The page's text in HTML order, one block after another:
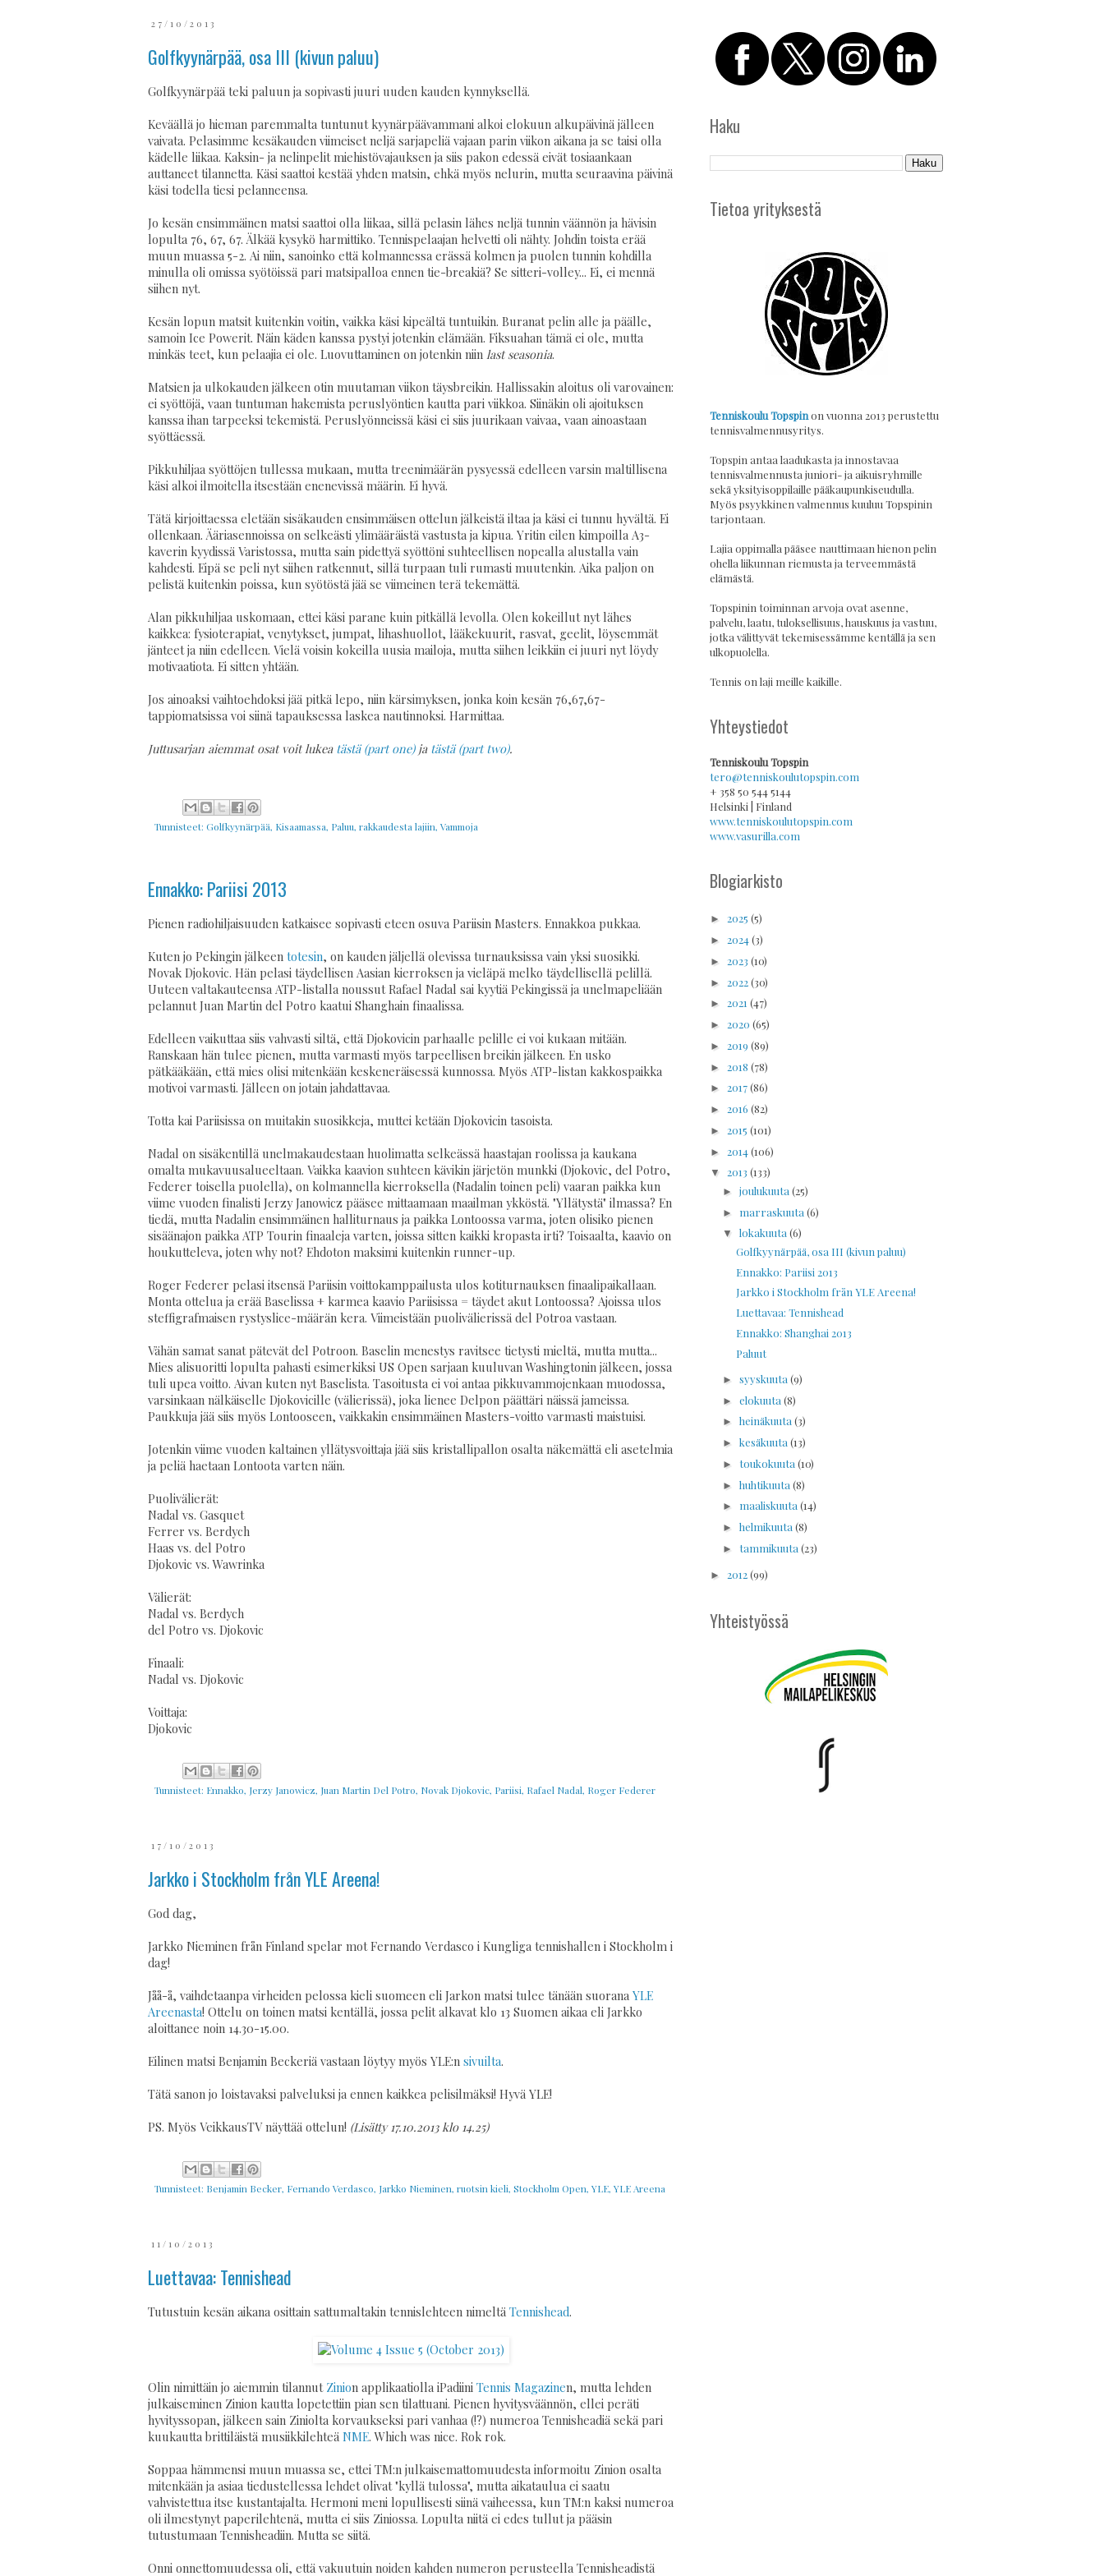
27/10/2013
Golfkyynärpää, osa III (kivun paluu)
Golfkyynärpää teki paluun ja sopivasti juuri uuden kauden kynnyksellä.
Keväällä jo hieman paremmalta tuntunut kyynärpäävammani alkoi elokuun alkupäivinä jälleen
vaivata. Pelasimme kesäkauden viimeiset neljä sarjapeliä vajaan parin viikon aikana ja se taisi olla
kädelle liikaa. Kaksin- ja nelinpelit miehistövajauksen ja siis pakon edessä eivät tosiaankaan
auttaneet tilannetta. Käsi saattoi kestää yhden matsin, ehkä myös nelurin, mutta seuraavina päivinä
käsi todella tiesi pelanneensa.
Jo kesän ensimmäinen matsi saattoi olla liikaa, sillä pelasin lähes neljä tunnin väännön ja hävisin
lopulta 76, 67, 67. Älkää kysykö harmittiko. Tennispelaajan helvetti oli nähty. Johdin toista erää
muun muassa 5-2. Ai niin, sanoinko että kolmannessa erässä kolmen ja puolen tunnin kohdilla
minulla oli omissa syötöissä pari matsipalloa ennen tie-breakiä? Se sitteri-volley... Ei, ei mennä
siihen nyt.
Kesän lopun matsit kuitenkin voitin, vaikka käsi kipeältä tuntuikin. Buranat pelin alle ja päälle,
samoin Ice Powerit. Näin käden kanssa pystyi jotenkin elämään. Fiksuahan tämä ei ole, mutta
minkäs teet, kun pelaajia ei ole. Luovuttaminen on jotenkin niin last seasonia.
Matsien ja ulkokauden jälkeen otin muutaman viikon täysbreikin. Hallissakin aloitus oli varovainen:
ei syöttöjä, vaan tuntuman hakemista peruslyöntien kautta pari viikkoa. Siinäkin oli ajoituksen
kanssa ihan tarpeeksi tekemistä. Peruslyönneissä käsi ei siis juurikaan vaivaa, vaan ainoastaan
syöttäessä.
Pikkuhiljaa syöttöjen tullessa mukaan, mutta treenimäärän pysyessä edelleen varsin maltillisena
käsi alkoi ilmoitella itsestään enenevissä määrin. Ei hyvä.
Tätä kirjoittaessa eletään sisäkauden ensimmäisen ottelun jälkeistä iltaa ja käsi ei tunnu hyvältä. Ei
ollenkaan. Ääriasennoissa on selkeästi ylimääräistä vastusta ja kipua. Yritin eilen kimpoilla A3-
kaverin kyydissä Varistossa, mutta sain pidettyä syöttöni suhteellisen nopealla alustalla vain
kahdesti. Eipä se peli nyt siihen ratkennut, sillä turpaan tuli rumasti muutenkin. Aika paljon on
pelistä kuitenkin poissa, kun syötöstä jää se viimeinen terä tekemättä.
Alan pikkuhiljaa uskomaan, ettei käsi parane kuin pitkällä levolla. Olen kokeillut nyt lähes
kaikkea: fysioterapiat, venytykset, jumpat, lihashuollot, lääkekuurit, rasvat, geelit, löysemmät
jänteet ja niin edelleen. Vielä voisin kokeilla uusia mailoja, mutta siihen leikkiin ei juuri nyt löydy
motivaatiota. Ei sitten yhtään.
Jos ainoaksi vaihtoehdoksi jää pitkä lepo, niin kärsimyksen, jonka koin kesän 76,67,67-
tappiomatsissa voi siinä tapauksessa laskea nautinnoksi. Harmittaa.
Juttusarjan aiemmat osat voit lukea tästä (part one)ja tästä (part two).
Tunnisteet: Golfkyynärpää, Kisaamassa, Paluu, rakkaudesta lajiin, Vammoja
Ennakko: Pariisi 2013
Pienen radiohiljaisuuden katkaisee sopivasti eteen osuva Pariisin Masters. Ennakkoa pukkaa.
Kuten jo Pekingin jälkeen totesin, on kauden jäljellä olevissa turnauksissa vain yksi suosikki.
Novak Djokovic. Hän pelasi täydellisen Aasian kierroksen ja vieläpä melko täydellisellä pelillä.
Uuteen valtakauteensa ATP-listalla noussut Rafael Nadal sai kyytiä Pekingissä ja unelmapeliään
pelannut Juan Martin del Potro kaatui Shanghain finaalissa.
Edelleen vaikuttaa siis vahvasti siltä, että Djokovicin parhaalle pelille ei voi kukaan mitään.
Ranskaan hän tulee pienen, mutta varmasti myös tarpeellisen breikin jälkeen. En usko
pätkääkään, että mies olisi mitenkään keskeneräisessä kunnossa. Myös ATP-listan kakkospaikka
motivoi varmasti. Jälleen on jotain jahdattavaa.
Totta kai Pariisissa on muitakin suosikkeja, muttei ketään Djokovicin tasoista.
Nadal on sisäkentillä unelmakaudestaan huolimatta selkeässä haastajan roolissa ja kaukana
omalta mukavuusalueeltaan. Vaikka kaavion suhteen kävikin järjetön munkki (Djokovic, del Potro,
Federer toisella puolella), on kolmannella kierroksella (Nadalin toinen peli) vaaran paikka kun
viime vuoden finalisti Jerzy Janowicz pääsee mittaamaan maailman ykköstä. "Yllätystä" ilmassa? En
tiedä, mutta Nadalin ensimmäinen halliturnaus ja paikka Lontoossa varma, joten olisiko pienen
sisäänajon paikka ATP Tourin finaaleja varten, joissa sitten kaikki kropasta irti? Toisaalta, kaavio on
houkutteleva, joten why not? Ehdoton maksimi kuitenkin runner-up.
Roger Federer pelasi itsensä Pariisin voittokamppailusta ulos kotiturnauksen finaalipaikallaan.
Monta ottelua ja erää Baselissa + karmea kaavio Pariisissa = täydet akut Lontoossa? Ajoissa ulos
steffigrafmaisen rystyslice-määrän kera. Viimeistään puolivälierissä del Potroa vastaan.
Vähän samat sanat pätevät del Potroon. Baselin menestys ravitsee tietysti mieltä, mutta mutta...
Mies alisuoritti lopulta pahasti esimerkiksi US Open sarjaan kuuluvan Washingtonin jälkeen, jossa
tuli upea voitto. Aivan kuten nyt Baselista. Tasoitusta ei voi antaa pikkuvammojenkaan muodossa,
varsinkaan nälkäiselle Djokovicille (välierissä), joka lienee Delpon päättäri näissä jameissa.
Paukkuja jää siis myös Lontooseen, vaikkakin ensimmäinen Masters-voitto varmasti maistuisi.
Jotenkin viime vuoden kaltainen yllätysvoittaja jää siis kristallipallon osalta näkemättä eli asetelmia
ja peliä haetaan Lontoota varten näin.
Puolivälierät:
Nadal vs. Gasquet
Ferrer vs. Berdych
Haas vs. del Potro
Djokovic vs. Wawrinka
Välierät:
Nadal vs. Berdych
del Potro vs. Djokovic
Finaali:
Nadal vs. Djokovic
Voittaja:
Djokovic
Tunnisteet: Ennakko, Jerzy Janowicz, Juan Martin Del Potro, Novak Djokovic, Pariisi, Rafael Nadal, Roger Federer
17/10/2013
Jarkko i Stockholm från YLE Areena!
God dag,
Jarkko Nieminen från Finland spelar mot Fernando Verdasco i Kungliga tennishallen i Stockholm i
dag!
Jåå-å, vaihdetaanpa virheiden pelossa kieli suomeen eli Jarkon matsi tulee tänään suorana YLE
Areenasta! Ottelu on toinen matsi kentällä, jossa pelit alkavat klo 13 Suomen aikaa eli Jarkko
aloittanee noin 14.30-15.00.
Eilinen matsi Benjamin Beckeriä vastaan löytyy myös YLE:n sivuilta.
Tätä sanon jo loistavaksi palveluksi ja ennen kaikkea pelisilmäksi! Hyvä YLE!
PS. Myös VeikkausTV näyttää ottelun! (Lisätty 17.10.2013 klo 14.25)
Tunnisteet: Benjamin Becker, Fernando Verdasco, Jarkko Nieminen, ruotsin kieli, Stockholm Open, YLE, YLE Areena
11/10/2013
Luettavaa: Tennishead
Tutustuin kesän aikana osittain sattumaltakin tennislehteen nimeltä Tennishead.
Olin nimittäin jo aiemmin tilannut Zinion applikaatiolla iPadiini Tennis Magazinen, mutta lehden
julkaiseminen Zinion kautta lopetettiin pian sen tilattuani. Pienen hyvitysväännön, ellei peräti
hyvityssopan, jälkeen sain Ziniolta korvaukseksi pari vanhaa (!?) numeroa Tennisheadiä sekä pari
kuukautta brittiläistä musiikkilehteä NME. Which was nice. Rok rok.
Soppaa hämmensi muun muassa se, ettei TM:n julkaisemattomuudesta informoitu Zinion osalta
mitenkään ja asiaa tiedustellessa lehdet olivat "kyllä tulossa", mutta aikataulua ei saatu
vahvistettua itse kustantajalta. Hermoni meni lopullisesti siinä vaiheessa, kun TM:n kaksi numeroa
oli ilmestynyt paperilehtenä, mutta ei siis Ziniossa. Lopulta niitä ei edes tullut ja pääsin
tutustumaan Tennisheadiin. Mutta se siitä.
Onni onnettomuudessa oli, että vakuutuin noiden kahden numeron perusteella Tennisheadistä
Haku
Tietoa yrityksestä
Tenniskoulu Topspinon vuonna 2013 perustettu
tennisvalmennusyritys.
Topspin antaa laadukasta ja innostavaa
tennisvalmennusta juniori- ja aikuisryhmille
sekä yksityisoppilaille pääkaupunkiseudulla.
Myös psyykkinen valmennus kuuluu Topspinin
tarjontaan.
Lajia oppimalla pääsee nauttimaan hienon pelin
ohella liikunnan riemusta ja terveemmästä
elämästä.
Topspinin toiminnan arvoja ovat asenne,
palvelu, laatu, tuloksellisuus, hauskuus ja vastuu,
jotka välittyvät tekemisessämme kentällä ja sen
ulkopuolella.
Tennis on laji meille kaikille.
Yhteystiedot
Tenniskoulu Topspin
tero@tenniskoulutopspin.com
+ 358 50 544 5144
Helsinki | Finland
www.tenniskoulutopspin.com
www.vasurilla.com
Blogiarkisto
► 2025 (5)
► 2024(3)
► 2023 (10)
► 2022(30)
► 2021 (47)
► 2020 (65)
► 2019 (89)
► 2018 (78)
► 2017(86)
► 2016 (82)
► 2015 (101)
► 2014(106)
▼ 2013 (133)
►joulukuuta(25)
► marraskuuta(6)
▼lokakuuta(6)
Golfkyynärpää, osa III (kivun paluu)
Ennakko: Pariisi 2013
Jarkko i Stockholm från YLE Areena!
Luettavaa: Tennishead
Ennakko: Shanghai 2013
Paluut
►syyskuuta(9)
►elokuuta(8)
►heinäkuuta(3)
►kesäkuuta(13)
►toukokuuta(10)
►huhtikuuta(8)
► maaliskuuta(14)
►helmikuuta(8)
►tammikuuta(23)
► 2012(99)
Yhteistyössä